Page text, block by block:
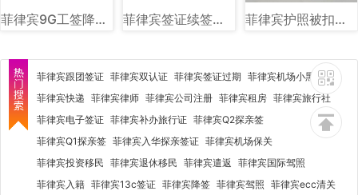
菲律宾9G工签降签章样式图片讲解 菲律宾签证续签图片样式讲解 菲律宾护照被扣海关单子图片样式讲解
菲律宾跟团签证 菲律宾双认证 菲律宾签证过期 菲律宾机场小黑屋
菲律宾快递 菲律宾律师 菲律宾公司注册 菲律宾租房 菲律宾旅行社
菲律宾电子签证 菲律宾补办旅行证 菲律宾Q2探亲签
菲律宾Q1探亲签 菲律宾入华探亲签证 菲律宾机场保关
菲律宾投资移民 菲律宾退休移民 菲律宾遣返 菲律宾国际驾照
菲律宾入籍 菲律宾13c签证 菲律宾降签 菲律宾驾照 菲律宾ecc清关